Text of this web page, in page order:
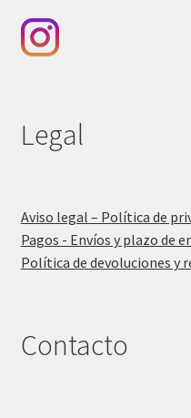
Legal
Aviso legal – Política de
Pagos - Envíos y plazo de
Política de devoluciones y
Contacto